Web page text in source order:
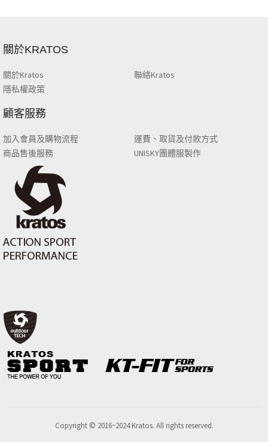
關於KRATOS
關於Kratos
聯絡Kratos
隱私權政策
顧客服務
加入會員及購物流程
運費、取貨及付款方式
商品售後服務
UNISKY團體服製作
Copyright © 2016~2024 Kratos. All rights reserved.